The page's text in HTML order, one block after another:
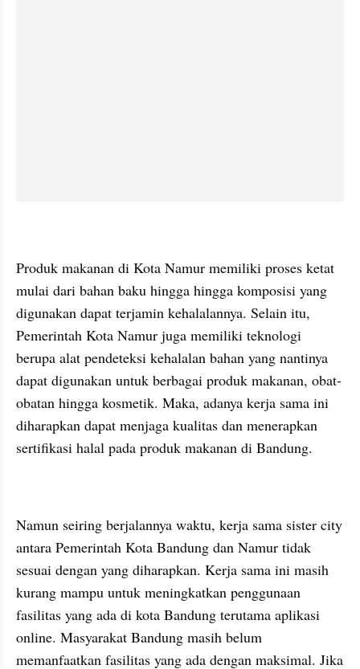
Produk makanan di Kota Namur memiliki proses ketat
mulai dari bahan baku hingga hingga komposisi yang
digunakan dapat terjamin kehalalannya. Selain itu,
Pemerintah Kota Namur juga memiliki teknologi
berupa alat pendeteksi kehalalan bahan yang nantinya
dapat digunakan untuk berbagai produk makanan, obat-
obatan hingga kosmetik. Maka, adanya kerja sama ini
diharapkan dapat menjaga kualitas dan menerapkan
sertifikasi halal pada produk makanan di Bandung.
Namun seiring berjalannya waktu, kerja sama sister city
antara Pemerintah Kota Bandung dan Namur tidak
sesuai dengan yang diharapkan. Kerja sama ini masih
kurang mampu untuk meningkatkan penggunaan
fasilitas yang ada di kota Bandung terutama aplikasi
online. Masyarakat Bandung masih belum
memanfaatkan fasilitas yang ada dengan maksimal. Jika